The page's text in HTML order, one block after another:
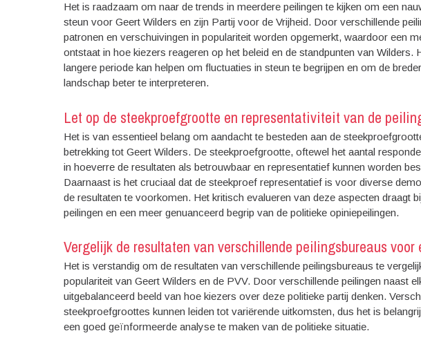
Het is raadzaam om naar de trends in meerdere peilingen te kijken om een
steun voor Geert Wilders en zijn Partij voor de Vrijheid. Door verschillende
patronen en verschuivingen in populariteit worden opgemerkt, waardoor een
ontstaat in hoe kiezers reageren op het beleid en de standpunten van Wilders.
langere periode kan helpen om fluctuaties in steun te begrijpen en om de
landschap beter te interpreteren.
Let op de steekproefgrootte en representativiteit van de
Het is van essentieel belang om aandacht te besteden aan de
betrekking tot Geert Wilders. De steekproefgrootte, oftewel het aantal
in hoeverre de resultaten als betrouwbaar en representatief kunnen worden
Daarnaast is het cruciaal dat de steekproef representatief is voor diverse
de resultaten te voorkomen. Het kritisch evalueren van deze aspecten draagt
peilingen en een meer genuanceerd begrip van de politieke opiniepeilingen.
Vergelijk de resultaten van verschillende peilingsbureaus voor
Het is verstandig om de resultaten van verschillende peilingsbureaus te
populariteit van Geert Wilders en de PVV. Door verschillende peilingen naast
uitgebalanceerd beeld van hoe kiezers over deze politieke partij denken.
steekproefgroottes kunnen leiden tot variërende uitkomsten, dus het is
een goed geïnformeerde analyse te maken van de politieke situatie.